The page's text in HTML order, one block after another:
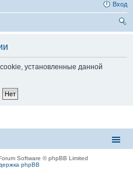
Вход
установленные данной
Software © phpBB Limited
phpBB